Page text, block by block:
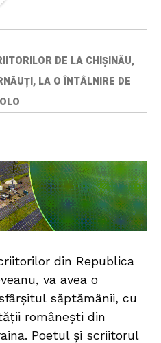
DE LA CHIȘINĂU,
LA O ÎNTÂLNIRE DE
din Republica
va avea o
săptămânii, cu
românești din
Poetul și scriitorul